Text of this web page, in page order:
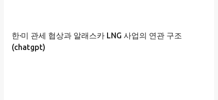
한·미 관세 협상과 알래스카 LNG 사업의 연관 구조
(chatgpt)